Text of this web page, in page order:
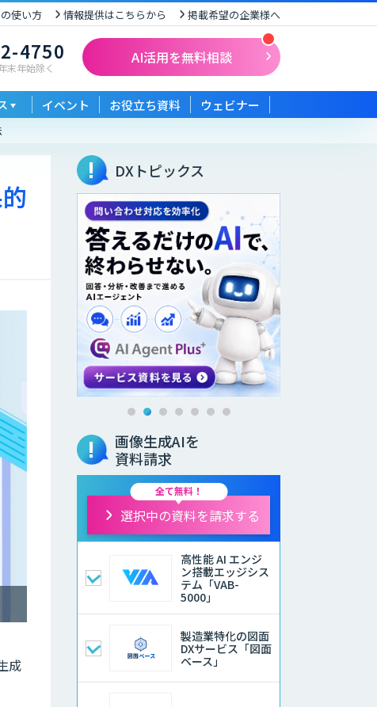
使い方 情報提供はこちらから 掲載希望の企業様へ
4750
末年始除く
AI活用を無料相談
イベント お役立ち資料 ウェビナー
成
DXトピックス
画像生成AIを
資料請求
全て無料！
選択中の資料を請求する
高性能 AI エンジ
ン搭載エッジシス
テム「VAB-
5000」
製造業特化の図面
DXサービス「図面
ベース」